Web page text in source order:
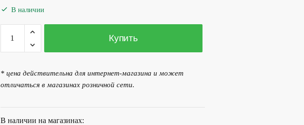
составляла
294.00 р..
В наличии
Количество
товара
Заглушка
пластиковая
Купить
* цена действительна для интернет-магазина и может
отличаться в магазинах розничной сети.
В наличии на магазинах: